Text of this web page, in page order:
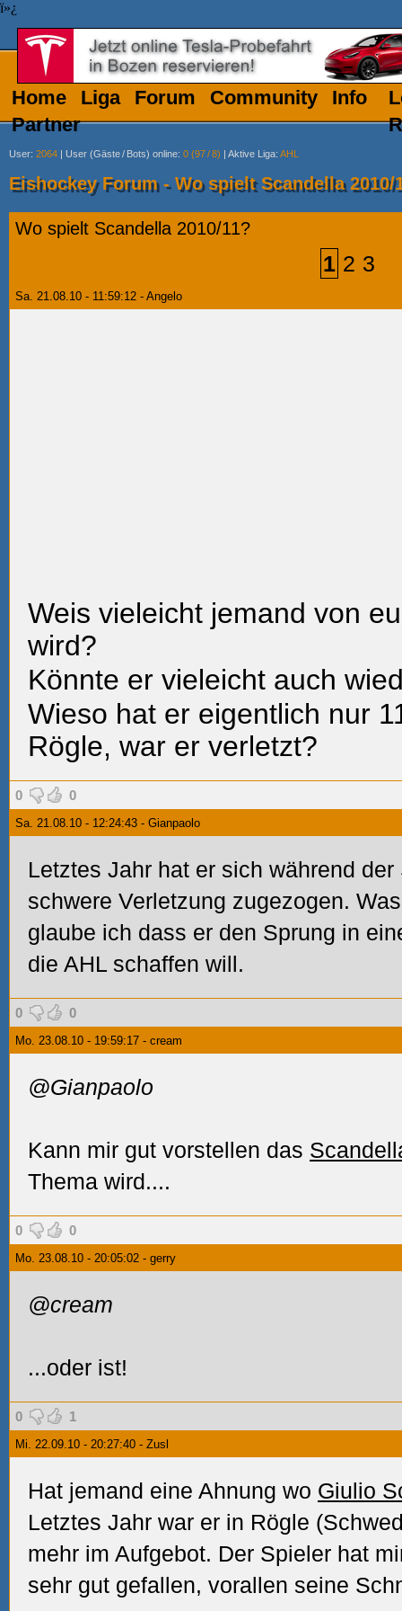
ï»¿
Home Liga Forum Community
Info
Partner
User: 2064 | User (Gäste/ Bots) online: 0 (97/8) | Aktive Liga: AHL
Eishockey Forum - Wo spielt Scandella 2010/
Wo spielt Scandella 2010/11?
1 2 3
Sa. 21.08.10 - 11:59:12 - Angelo
Weis vieleicht jemand von
wird?
Könnte er vieleicht auch
Wieso hat er eigentlich nur
Rögle, war er verletzt?
0 0
Sa. 21.08.10 - 12:24:43 - Gianpaolo
Letztes Jahr hat er sich während
schwere Verletzung zugezogen.
glaube ich dass er den Sprung in
die AHL schaffen will.
0 0
Mo. 23.08.10 - 19:59:17 - cream
@Gianpaolo
Kann mir gut vorstellen das
Thema wird....
0 0
Mo. 23.08.10 - 20:05:02 - gerry
@cream
...oder ist!
0 1
Mi. 22.09.10 - 20:27:40 - Zusl
Hat jemand eine Ahnung wo Giulio
Letztes Jahr war er in Rögle
mehr im Aufgebot. Der Spieler hat
sehr gut gefallen, vorallen seine